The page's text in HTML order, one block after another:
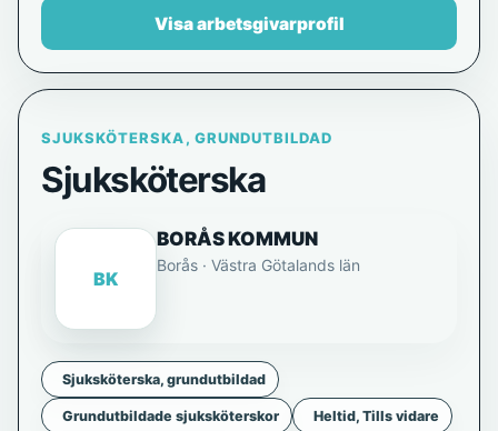
SJUKSKÖTERSKA, GRUNDUTBILDAD
Sjuksköterska
BK
BORÅS KOMMUN
Borås · Västra Götalands län
Sjuksköterska, grundutbildad
Grundutbildade sjuksköterskor Heltid, Tills vidare
Visa arbetsgivarprofil